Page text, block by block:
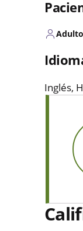
Inglés,